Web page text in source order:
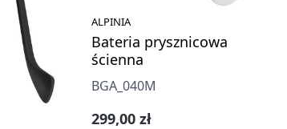
ALPINIA
Bateria prysznicowa
ścienna
BGA_040M
Cena regularna:
299,00 zł